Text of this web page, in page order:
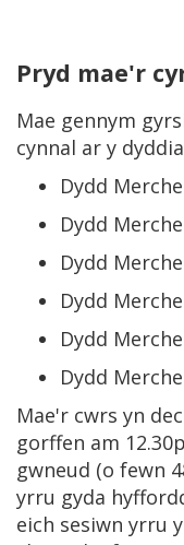
Pryd mae'r
Mae gennym
cynnal ar y
Dydd
Dydd
Dydd
Dydd
Dydd
Dydd
Mae'r cwrs yn
gorffen am
gwneud (o fewn
yrru gyda
eich sesiwn yrru